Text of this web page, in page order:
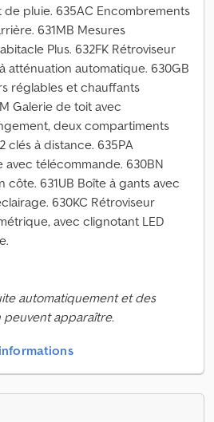
pluie. 635AC Encombrements
631MB Mesures
Plus. 632FK Rétroviseur
atténuation automatique. 630GB
réglables et chauffants
Galerie de toit avec
deux compartiments
clés à distance. 635PA
avec télécommande. 630BN
631UB Boîte à gants avec
630KC Rétroviseur
avec clignotant LED
automatiquement et des
apparaître.